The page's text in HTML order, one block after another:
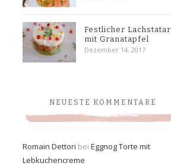
Festlicher Lachstatar
mit Granatapfel
Dezember 14, 2017
NEUESTE KOMMENTARE
Romain Dettori bei Eggnog Torte mit
Lebkuchencreme